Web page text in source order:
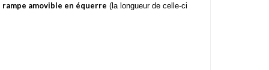
rampe amovible en équerre (la longueur de celle-ci